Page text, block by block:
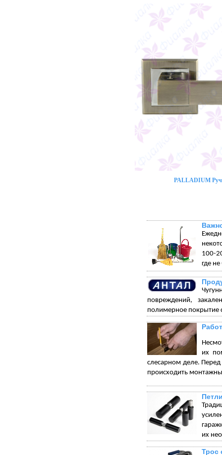
PALLADIUM
100-
где
повреждений,
полимерное покрытие
их
слесарном деле. Перед
происходить
их
Трос